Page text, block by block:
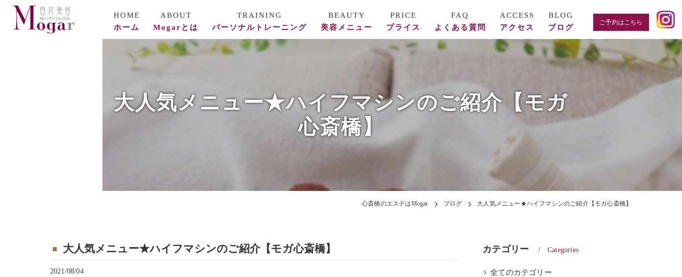
ホーム Mogarとは パーソナルトレーニング 美容メニュー
頭蓋骨矯正・整体
エステ
プライス よくある質問 アクセス ブログ
ご予約はこちら
大人気メニュー★ハイフマシンのご紹介【モガ
心斎橋】
心斎橋のエステはMogar ブログ 大人気メニュー★ハイフマシンのご紹介【モガ心斎橋】
大人気メニュー★ハイフマシンのご紹介【モガ心斎橋】
2021/08/04
カテゴリー Categories
全てのカテゴリー